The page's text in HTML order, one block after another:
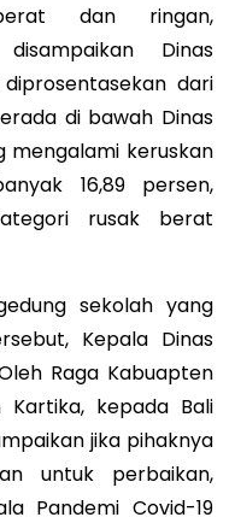
dan ringan,
Dinas
dari
di bawah Dinas
mengalami keruskan
16,89 persen,
rusak berat
sekolah yang
Kepala Dinas
Raga Kabuapten
Kartika, kepada Bali
jika pihaknya
untuk perbaikan,
Pandemi Covid-19